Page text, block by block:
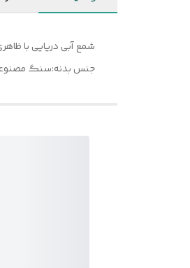
شمع آبی دریایی با
جنس بدنه:سنگ